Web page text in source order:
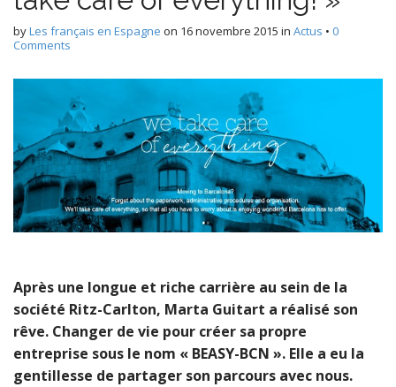
byLes français en Espagne on 16 novembre 2015 in Actus • 0
Comments
Après une longue et riche carrière au sein de la
société Ritz-Carlton, Marta Guitart a réalisé son
rêve. Changer de vie pour créer sa propre
entreprise sous le nom « BEASY-BCN ». Elle a eu la
gentillesse de partager son parcours avec nous.